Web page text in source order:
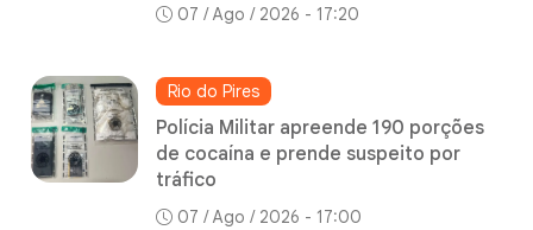
07 / Ago / 2026 - 17:20
Rio do Pires
Polícia Militar apreende 190 porções
de cocaína e prende suspeito por
tráfico
07 / Ago / 2026 - 17:00